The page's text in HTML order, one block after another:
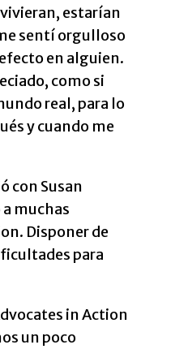
estarían
sentí orgulloso
en alguien.
como si
real, para lo
y cuando me
con Susan
muchas
Disponer de
para
in Action
un poco